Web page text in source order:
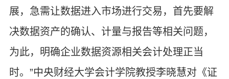
展，急需让数据进入市场进行交易，首先要解
决数据资产的确认、计量与报告等相关问题，
为此，明确企业数据资源相关会计处理正当
时。”中央财经大学会计学院教授李晓慧对《证